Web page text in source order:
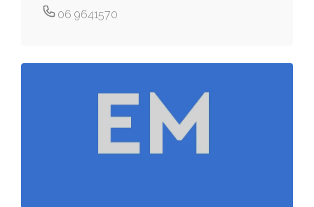
06 9641570